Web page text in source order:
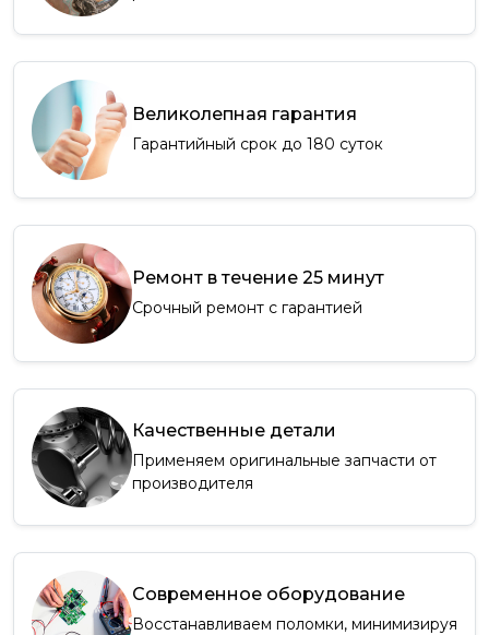
Великолепная гарантия
Гарантийный срок до 180 суток
Ремонт в течение 25 минут
Срочный ремонт с гарантией
Качественные детали
Применяем оригинальные запчасти от
производителя
Современное оборудование
Восстанавливаем поломки, минимизируя